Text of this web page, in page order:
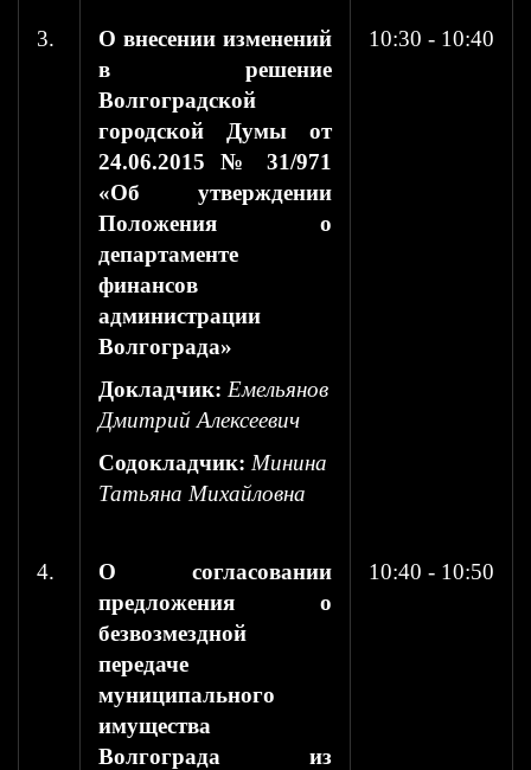
3.
О внесении изменений
в решение
Волгоградской
городской Думы от
24.06.2015 № 31/971
«Об утверждении
Положения о
департаменте
финансов
администрации
Волгограда»
Докладчик: Емельянов
Дмитрий Алексеевич
Содокладчик: Минина
Татьяна Михайловна
10:30 - 10:40
4.
О согласовании
предложения о
безвозмездной
передаче
муниципального
имущества
Волгограда из
10:40 - 10:50